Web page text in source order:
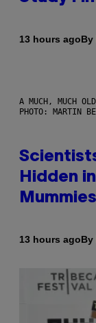
13 hours agoBy
A MUCH, MUCH
PHOTO: MARTIN
Hidden
Mummies
13 hours agoBy